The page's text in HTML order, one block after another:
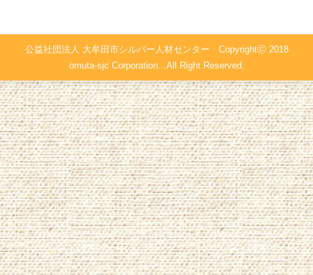
公益社団法人 大牟田市シルバー人材センター Copyrightⓒ 2018
omuta-sjc Corporation...All Right Reserved.